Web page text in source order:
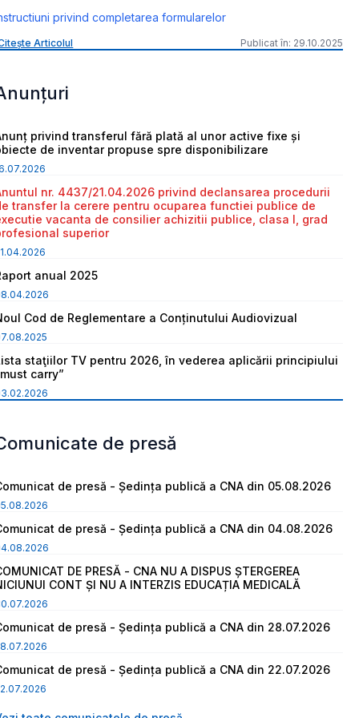
privind completarea formularelor
Articolul Publicat în: 29.10.2025
privind transferul fără plată al unor active fixe și
de inventar propuse spre disponibilizare
nr. 4437/21.04.2026 privind declansarea procedurii
transfer la cerere pentru ocuparea functiei publice de
vacanta de consilier achizitii publice, clasa I, grad
superior
anual 2025
Cod de Reglementare a Conținutului Audiovizual
staţiilor TV pentru 2026, în vederea aplicării principiului
carry”
de presă
de presă - Ședința publică a CNA din 05.08.2026
de presă - Ședința publică a CNA din 04.08.2026
DE PRESĂ - CNA NU A DISPUS ȘTERGEREA
CONT ȘI NU A INTERZIS EDUCAȚIA MEDICALĂ
de presă - Ședința publică a CNA din 28.07.2026
de presă - Ședința publică a CNA din 22.07.2026